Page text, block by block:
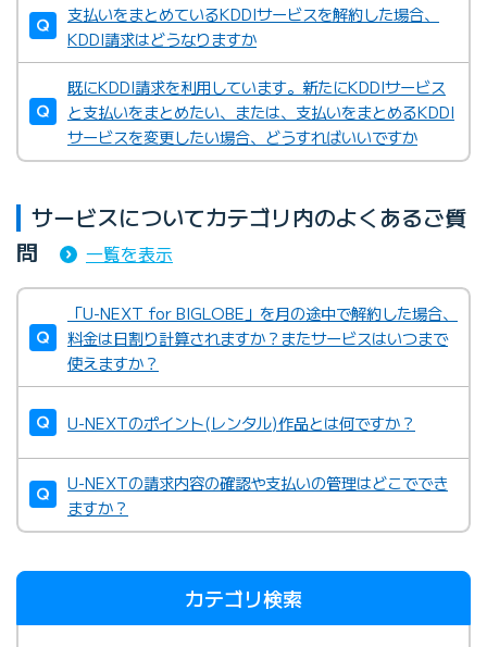
支払いをまとめているKDDIサービスを解約した場合、
KDDI請求はどうなりますか
既にKDDI請求を利用しています。新たにKDDIサービス
と支払いをまとめたい、または、支払いをまとめるKDDI
サービスを変更したい場合、どうすればいいですか
サービスについてカテゴリ内のよくあるご質
問
一覧を表示
「U-NEXT for BIGLOBE」を月の途中で解約した場合、
料金は日割り計算されますか？またサービスはいつまで
使えますか？
U-NEXTのポイント(レンタル)作品とは何ですか？
U-NEXTの請求内容の確認や支払いの管理はどこででき
ますか？
カテゴリ検索